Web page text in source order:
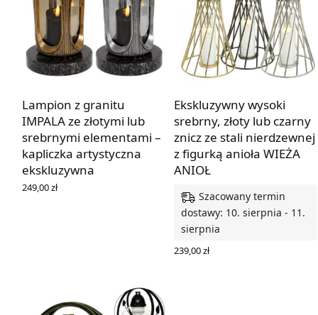
Lampion z granitu
IMPALA ze złotymi lub
srebrnymi elementami –
kapliczka artystyczna
ekskluzywna
249,00zł
Ekskluzywny wysoki
srebrny, złoty lub czarny
znicz ze stali nierdzewnej
z figurką anioła WIEŻA
ANIOŁ
Szacowany termin
dostawy: 10. sierpnia - 11.
sierpnia
239,00zł